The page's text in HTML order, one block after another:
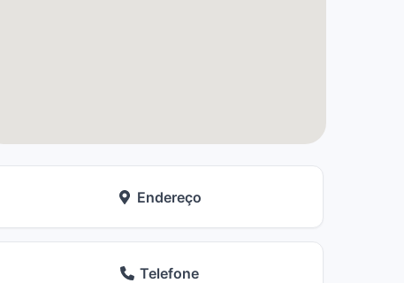
Endereço
Telefone